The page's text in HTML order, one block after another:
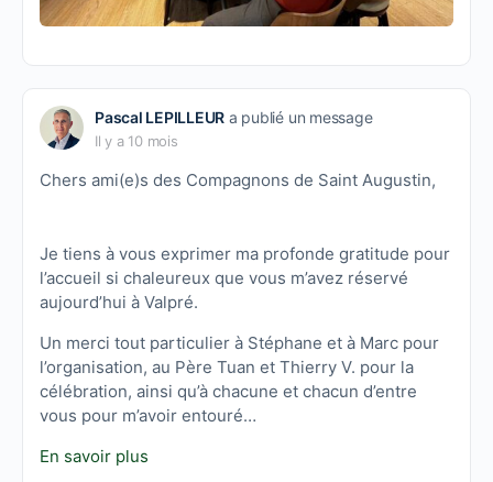
Pascal LEPILLEUR a publié un message
Il y a 10 mois
Chers ami(e)s des Compagnons de Saint Augustin,
Je tiens à vous exprimer ma profonde gratitude pour
l’accueil si chaleureux que vous m’avez réservé
aujourd’hui à Valpré.
Un merci tout particulier à Stéphane et à Marc pour
l’organisation, au Père Tuan et Thierry V. pour la
célébration, ainsi qu’à chacune et chacun d’entre
vous pour m’avoir entouré…
En savoir plus